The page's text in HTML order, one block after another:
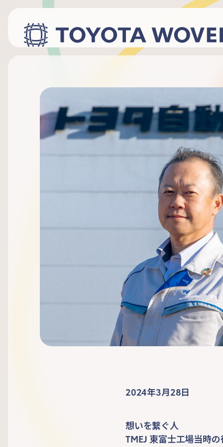
2024年3月28日
想いを繋ぐ人
TMEJ 東富士工場当時